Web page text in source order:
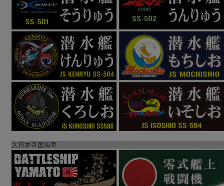
大日本帝国海軍